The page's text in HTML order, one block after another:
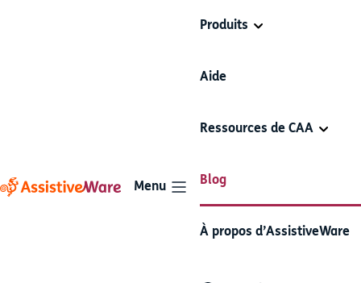
Menu
Produits
Aide
Ressources de CAA
Blog
À propos d’AssistiveWare
La diversité au centre de